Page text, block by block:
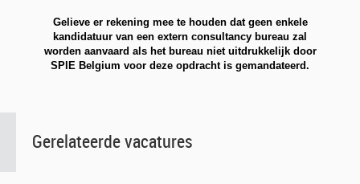
Gelieve er rekening mee te houden dat geen enkele
kandidatuur van een extern consultancy bureau zal
worden aanvaard als het bureau niet uitdrukkelijk door
SPIE Belgium voor deze opdracht is gemandateerd.
Gerelateerde vacatures